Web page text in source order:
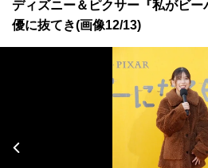
ディズニー＆ピクサー『私がビ
優に抜てき(画像12/13)